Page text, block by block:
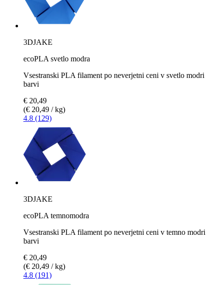
3DJAKE
ecoPLA svetlo modra
Vsestranski PLA filament po neverjetni ceni v svetlo modri
barvi
€ 20,49
(€ 20,49 / kg)
4.8 (129)
3DJAKE
ecoPLA temnomodra
Vsestranski PLA filament po neverjetni ceni v temno modri
barvi
€ 20,49
(€ 20,49 / kg)
4.8 (191)